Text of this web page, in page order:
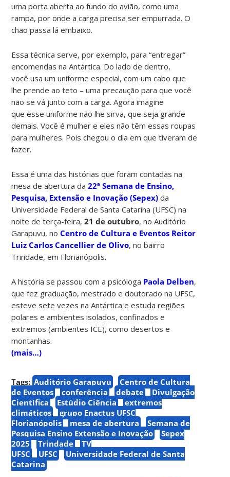
uma porta aberta ao fundo do avião, como uma
rampa, por onde a carga precisa ser empurrada. O
chão passa lá embaixo.
Essa técnica serve, por exemplo, para “entregar”
encomendas na Antártica. Do lado de dentro,
você usa um uniforme especial, com um cabo que
lhe prende ao teto – uma precaução para que você
não se vá junto com a carga. Agora imagine
que esse uniforme não lhe sirva, que seja grande
demais. Você é mulher e eles não têm essas roupas
para mulheres. Pois chegou o dia em que tiveram de
fazer.
Essa é uma das histórias que foram contadas na
mesa de abertura da22ª Semana de Ensino,
Pesquisa, Extensão e Inovação (Sepex) da
Universidade Federal de Santa Catarina (UFSC) na
noite de terça-feira,21 de outubro, no Auditório
Garapuvu, noCentro de Cultura e Eventos Reitor
Luiz Carlos Cancellier de Olivo, no bairro
Trindade, em Florianópolis.
A história se passou com a psicóloga Paola Delben,
que fez graduação, mestrado e doutorado na UFSC,
esteve sete vezes na Antártica e estuda regiões
polares e ambientes isolados, confinados e
extremos (ambientes ICE), como desertos e
montanhas.
(mais…)
Tags: Auditório Garapuvu
Centro de Cultura
de Eventos
conferência debate
Divulgação
Científica
Estúdio Ciência
extremos
climáticos
grupo Enactus UFSC
Florianópolis
mesa de abertura
Semana de
Pesquisa Ensino Extensão e Inovação
Sepex
2025
Trindade
TV
UFSC
UFSC
Universidade Federal de Santa
Catarina